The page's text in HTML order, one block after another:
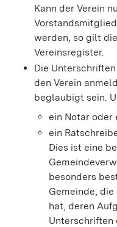
Kann der Verein
werden, so gilt
Vereinsregister.
Die
den Verein
beglaubigt sein.
ein Notar oder
ein
Dies ist eine
besonders
Gemeinde,
hat, deren
Unterschriften